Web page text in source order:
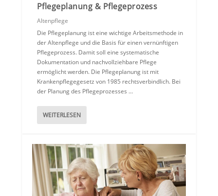
Pflegeplanung & Pflegeprozess
Altenpflege
Die Pflegeplanung ist eine wichtige Arbeitsmethode in
der Altenpflege und die Basis für einen vernünftigen
Pflegeprozess. Damit soll eine systematische
Dokumentation und nachvollziehbare Pflege
ermöglicht werden. Die Pflegeplanung ist mit
Krankenpflegegesetz von 1985 rechtsverbindlich. Bei
der Planung des Pflegeprozesses …
WEITERLESEN